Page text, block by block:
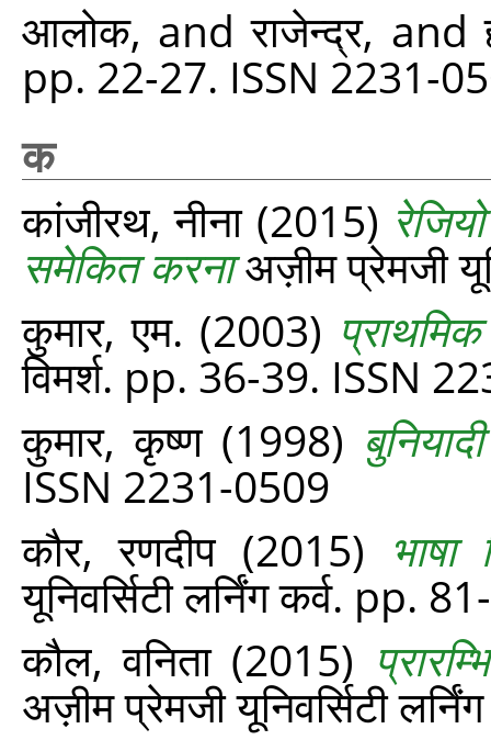
आलोक, andराजेन्द्र, and
pp. 22-27. ISSN 2231-
क
कांजीरथ, नीना(2015)
समेकित करनाअज़ीम प्रेमजी
कुमार, एम. (2003)
विमर्श. pp. 36-39. ISSN
कुमार, कृष्ण(1998)
ISSN 2231-0509
कौर, रणदीप (2015)
यूनिवर्सिटी लर्निंग कर्व. pp.
कौल, वनिता(2015)
अज़ीम प्रेमजी यूनिवर्सिटी